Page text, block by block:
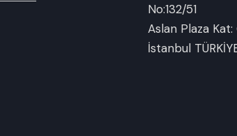
No:132/51
Aslan Plaza
İstanbul